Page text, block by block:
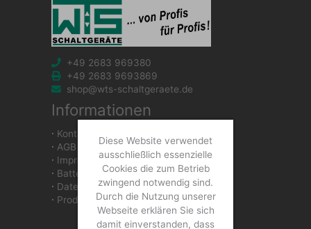
+49 2683 969380
+49 2683 9693869
shop@wts-schaltgeraete.de
Informationen
∙ Kontakt
∙ AGB
∙ Impressum
∙ Batteriegesetzhinweise
∙ Datenschutzerklärung
∙ Produkte
Diese Website verwendet
ausschließlich essenzielle
Cookies die zum Betrieb
zwingend notwendig sind.
Durch die Nutzung unserer
Webseite erklären Sie sich
damit einverstanden, dass